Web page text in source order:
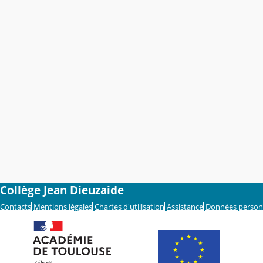
Collège Jean Dieuzaide
Contacts Mentions légales Chartes d'utilisation Assistance Données